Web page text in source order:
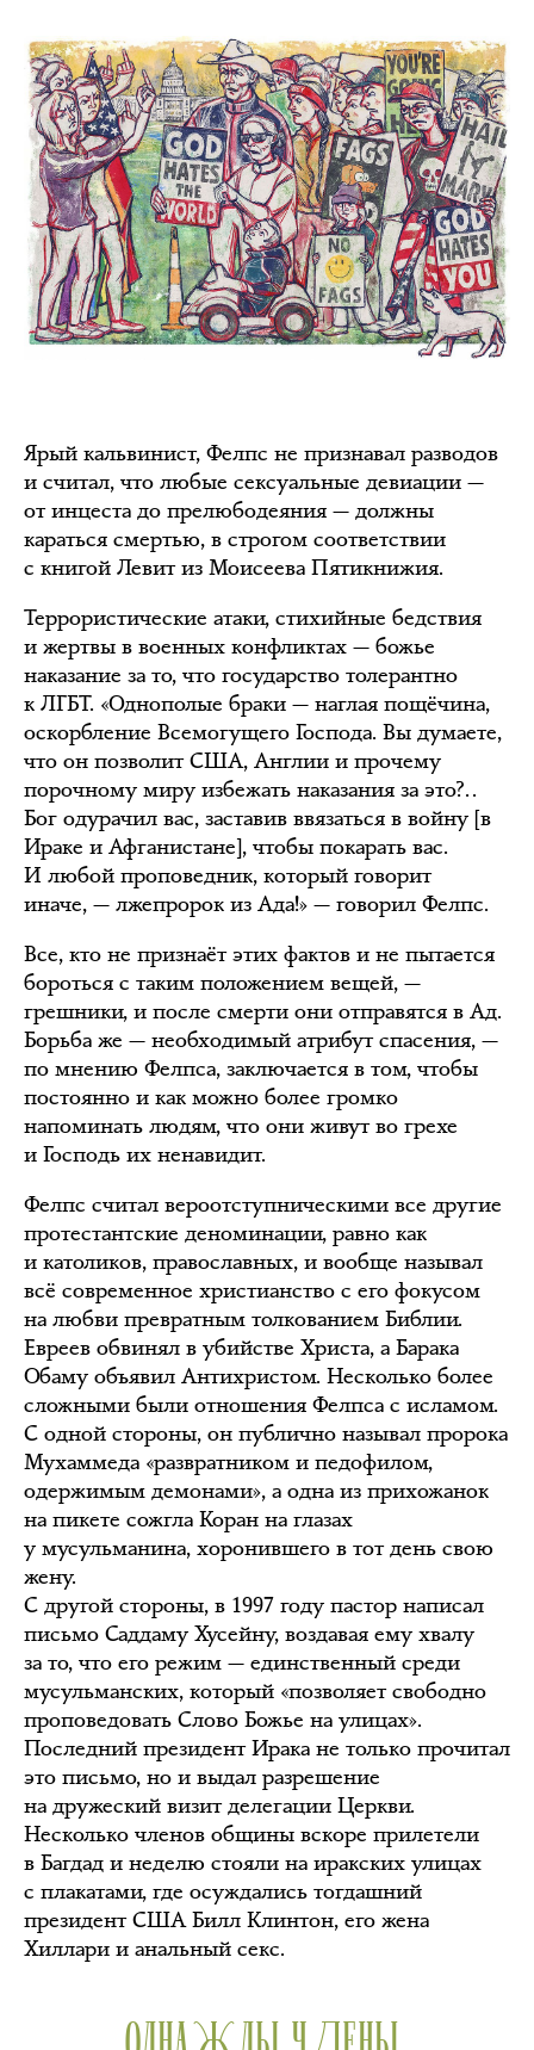
Ярый кальвинист, Фелпс не признавал разводов
и считал, что любые сексуальные девиации —
от инцеста до прелюбодеяния — должны
караться смертью, в строгом соответствии
с книгой Левит из Моисеева Пятикнижия.
Террористические атаки, стихийные бедствия
и жертвы в военных конфликтах — божье
наказание за то, что государство толерантно
к ЛГБТ. «Однополые браки — наглая пощёчина,
оскорбление Всемогущего Господа. Вы думаете,
что он позволит США, Англии и прочему
порочному миру избежать наказания за это?..
Бог одурачил вас, заставив ввязаться в войну [в
Ираке и Афганистане], чтобы покарать вас.
И любой проповедник, который говорит
иначе, — лжепророк из Ада!» — говорил Фелпс.
Все, кто не признаёт этих фактов и не пытается
бороться с таким положением вещей, —
грешники, и после смерти они отправятся в Ад.
Борьба же — необходимый атрибут спасения, —
по мнению Фелпса, заключается в том, чтобы
постоянно и как можно более громко
напоминать людям, что они живут во грехе
и Господь их ненавидит.
Фелпс считал вероотступническими все другие
протестантские деноминации, равно как
и католиков, православных, и вообще называл
всё современное христианство с его фокусом
на любви превратным толкованием Библии.
Евреев обвинял в убийстве Христа, а Барака
Обаму объявил Антихристом. Несколько более
сложными были отношения Фелпса с исламом.
С одной стороны, он публично называл пророка
Мухаммеда «развратником и педофилом,
одержимым демонами», а одна из прихожанок
на пикете сожгла Коран на глазах
у мусульманина, хоронившего в тот день свою
жену.
С другой стороны, в 1997 году пастор написал
письмо Саддаму Хусейну, воздавая ему хвалу
за то, что его режим — единственный среди
мусульманских, который «позволяет свободно
проповедовать Слово Божье на улицах».
Последний президент Ирака не только прочитал
это письмо, но и выдал разрешение
на дружеский визит делегации Церкви.
Несколько членов общины вскоре прилетели
в Багдад и неделю стояли на иракских улицах
с плакатами, где осуждались тогдашний
президент США Билл Клинтон, его жена
Хиллари и анальный секс.